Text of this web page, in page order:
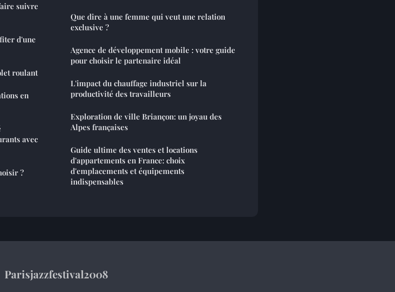
suivre
d'une
roulant
en
avec
?
Que dire à une femme qui veut une relation
exclusive ?
Agence de développement mobile : votre guide
pour choisir le partenaire idéal
L'impact du chauffage industriel sur la
productivité des travailleurs
Exploration de ville Briançon: un joyau des
Alpes françaises
Guide ultime des ventes et locations
d'appartements en France: choix
d'emplacements et équipements
indispensables
Parisjazzfestival2008